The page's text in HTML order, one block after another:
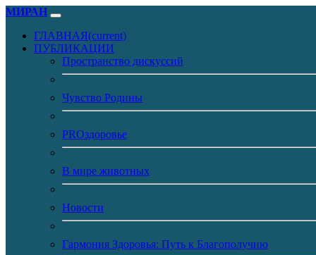
МИРАН
ГЛАВНАЯ(current)
ПУБЛИКАЦИИ
Пространство дискуссий
Чувство Родины
PROздоровье
В мире животных
Новости
Гармония Здоровья: Путь к Благополучию